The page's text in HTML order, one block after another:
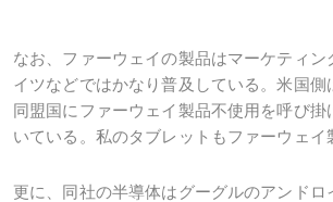
なお、ファーウェイの製品はマーケティン
イツなどではかなり普及している。米国側
同盟国にファーウェイ製品不使用を呼び掛
いている。私のタブレットもファーウェイ
更に、同社の半導体はグーグルのアンドロ